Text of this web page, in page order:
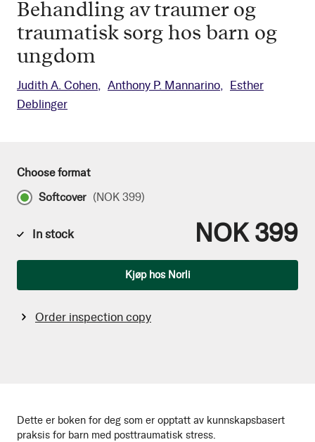
Behandling av traumer og
traumatisk sorg hos barn og
ungdom
Judith A. Cohen Anthony P. Mannarino
Esther
Deblinger
Dette er boken for deg som er opptatt av kunnskapsbasert
praksis for barn med posttraumatisk stress.
Choose format
Softcover (NOK 399)
In stock NOK 399
Kjøp hos Norli
Order inspection copy